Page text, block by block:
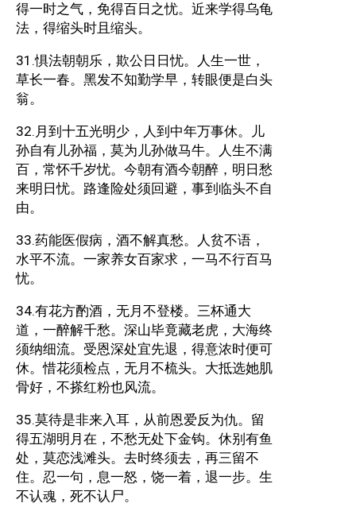
得一时之气，免得百日之忧。近来学得乌龟
法，得缩头时且缩头。
31.惧法朝朝乐，欺公日日忧。人生一世，
草长一春。黑发不知勤学早，转眼便是白头
翁。
32.月到十五光明少，人到中年万事休。儿
孙自有儿孙福，莫为儿孙做马牛。人生不满
百，常怀千岁忧。今朝有酒今朝醉，明日愁
来明日忧。路逢险处须回避，事到临头不自
由。
33.药能医假病，酒不解真愁。人贫不语，
水平不流。一家养女百家求，一马不行百马
忧。
34.有花方酌酒，无月不登楼。三杯通大
道，一醉解千愁。深山毕竟藏老虎，大海终
须纳细流。受恩深处宜先退，得意浓时便可
休。惜花须检点，无月不梳头。大抵选她肌
骨好，不搽红粉也风流。
35.莫待是非来入耳，从前恩爱反为仇。留
得五湖明月在，不愁无处下金钩。休别有鱼
处，莫恋浅滩头。去时终须去，再三留不
住。忍一句，息一怒，饶一着，退一步。生
不认魂，死不认尸。